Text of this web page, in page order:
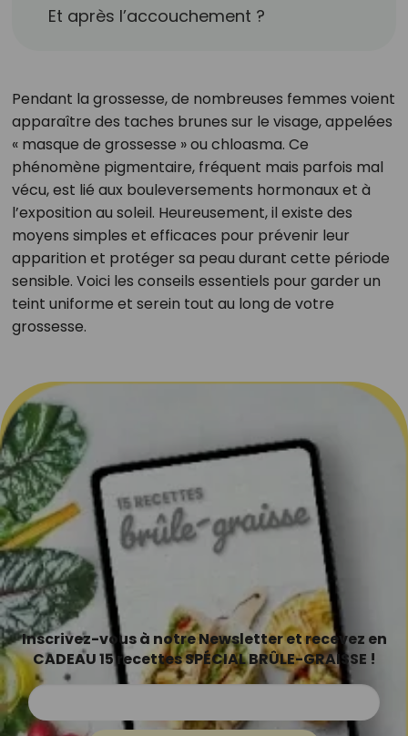
Et après l’accouchement ?
Pendant la grossesse, de nombreuses femmes voient
apparaître des taches brunes sur le visage, appelées
« masque de grossesse » ou chloasma. Ce
phénomène pigmentaire, fréquent mais parfois mal
vécu, est lié aux bouleversements hormonaux et à
l’exposition au soleil. Heureusement, il existe des
moyens simples et efficaces pour prévenir leur
apparition et protéger sa peau durant cette période
sensible. Voici les conseils essentiels pour garder un
teint uniforme et serein tout au long de votre
grossesse.
Inscrivez-vous à notre Newsletter et recevez en
CADEAU 15 recettes SPÉCIAL BRÛLE-GRAISSE !